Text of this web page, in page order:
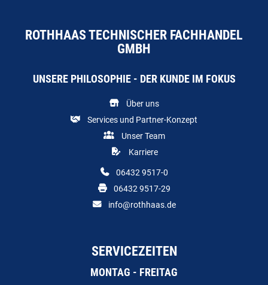
ROTHHAAS TECHNISCHER FACHHANDEL
GMBH
UNSERE PHILOSOPHIE - DER KUNDE IM FOKUS
Über uns
Services und Partner-Konzept
Unser Team
Karriere
06432 9517-0
06432 9517-29
info@rothhaas.de
SERVICEZEITEN
MONTAG - FREITAG